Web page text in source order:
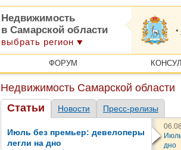
Недвижимость
в Самарской области
выбрать регион
ФОРУМ
Недвижимость Самарской области
Статьи
Новости Пресс-релизы
Июль без премьер: девелоперы
легли на дно
дно